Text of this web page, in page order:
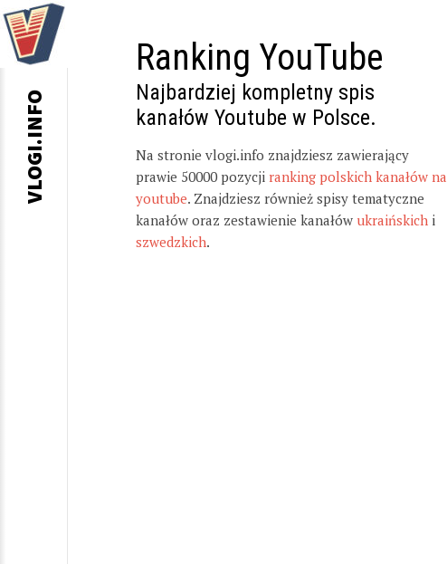
Ranking YouTube
Najbardziej kompletny spis
kanałów Youtube w Polsce.
Na stronie vlogi.info znajdziesz zawierający
prawie 50000 pozycji ranking polskich kanałów na
youtube. Znajdziesz również spisy tematyczne
kanałów oraz zestawienie kanałów ukraińskich i
szwedzkich.
VLOGI.INFO